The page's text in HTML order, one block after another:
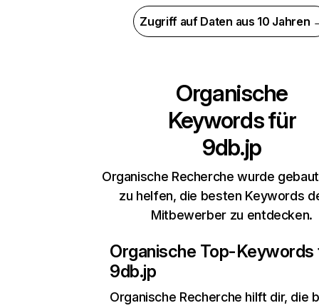
Zugriff auf Daten aus 10 Jahren
Organische
Keywords für
9db.jp
Organische Recherche wurde
zu helfen, die besten Keywords
Mitbewerber zu entdecken.
Organische Top-Keywords
9db.jp
Organische Recherche hilft dir, die